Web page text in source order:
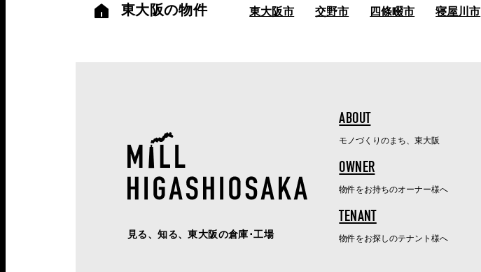
東大阪の物件 東大阪市 交野市 四條畷市 寝屋川市
見る、知る、東大阪の倉庫･工場
ABOUT
モノづくりのまち、東大阪
OWNER
物件をお持ちのオーナー様へ
TENANT
物件をお探しのテナント様へ